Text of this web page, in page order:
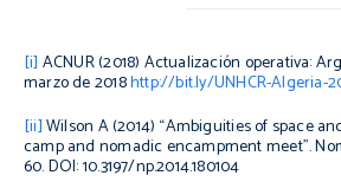
[i] ACNUR (2018) Actualización operativa:
marzo de 2018http://bit.ly/UNHCR-Algeria-
[ii]Wilson A (2014) “Ambiguities of space
camp and nomadic encampment meet”.
60. DOI: 10.3197/np.2014.180104